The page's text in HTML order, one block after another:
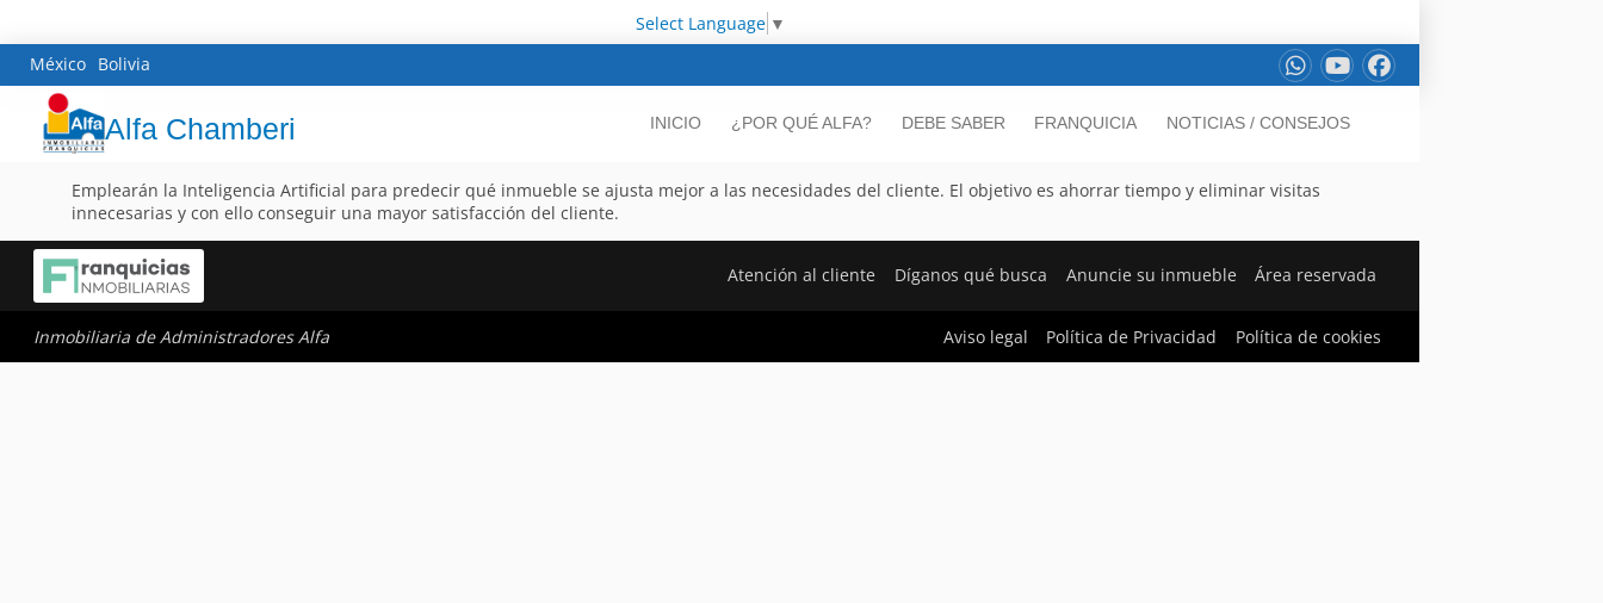
Select Language ▼
México Bolivia
Alfa Chamberi INICIO ¿POR QUÉ ALFA? DEBE SABER FRANQUICIA NOTICIAS / CONSEJOS
Emplearán la Inteligencia Artificial para predecir qué inmueble se ajusta mejor a las necesidades del cliente. El objetivo es ahorrar tiempo y eliminar visitas
innecesarias y con ello conseguir una mayor satisfacción del cliente.
Atención al cliente Díganos qué busca Anuncie su inmueble Área reservada
Inmobiliaria de Administradores Alfa Aviso legal Política de Privacidad Política de cookies